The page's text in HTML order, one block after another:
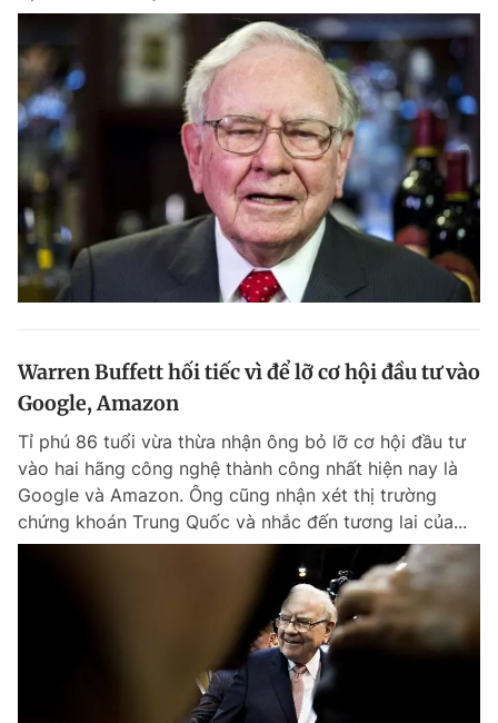
Giấy phép xuất bản số 110/GP - BTTTT cấp ngày 24.3.2020
© 2003-2026 Bản quyền thuộc về Báo Thanh Niên. Cấm sao chép
dưới mọi hình thức nếu không có sự chấp thuận bằng văn bản.
Phát triển bởi ePi Technologies, JSC.
Warren Buffett hối tiếc vì để lỡ cơ hội đầu tư vào
Google, Amazon
Tỉ phú 86 tuổi vừa thừa nhận ông bỏ lỡ cơ hội đầu tư
vào hai hãng công nghệ thành công nhất hiện nay là
Google và Amazon. Ông cũng nhận xét thị trường
chứng khoán Trung Quốc và nhắc đến tương lai của...